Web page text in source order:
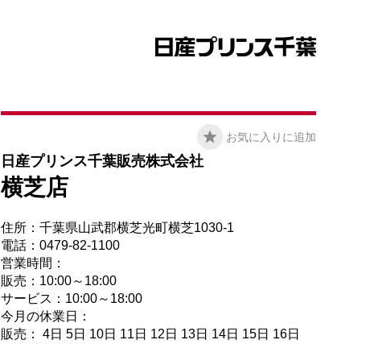
お気に入りに追加
日産プリンス千葉販売株式会社
横芝店
住所：千葉県山武郡横芝光町横芝1030-1
電話：0479-82-1100
営業時間：
販売：10:00～18:00
サービス：10:00～18:00
今月の休業日：
販売： 4日 5日 10日 11日 12日 13日 14日 15日 16日